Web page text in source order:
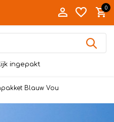
0
ingepakt
Blauw Vou